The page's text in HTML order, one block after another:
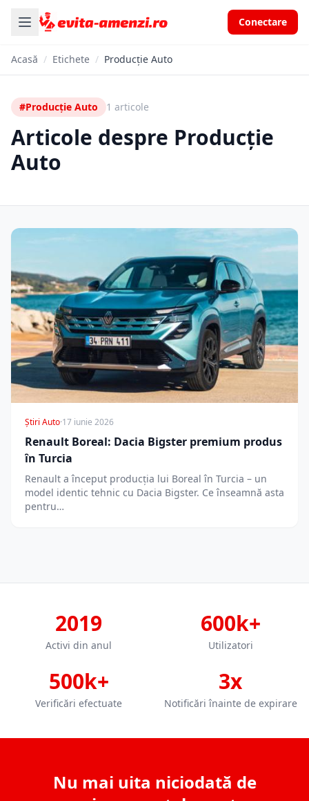
Conectare
Acasă / Etichete / Producție Auto
#Producție Auto 1 articole
Articole despre Producție
Auto
Știri Auto·17 iunie 2026
Renault Boreal: Dacia Bigster premium produs
în Turcia
Renault a început producția lui Boreal în Turcia – un
model identic tehnic cu Dacia Bigster. Ce înseamnă asta
pentru…
2019
Activi din anul
600k+
Utilizatori
500k+
Verificări efectuate
3x
Notificări înainte de expirare
Nu mai uita niciodată de